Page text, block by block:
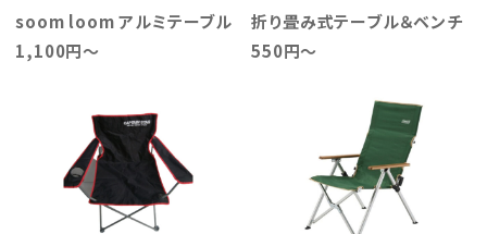
soom loom アルミテーブル
1,100円～
折り畳み式テーブル＆ベンチ
550円～